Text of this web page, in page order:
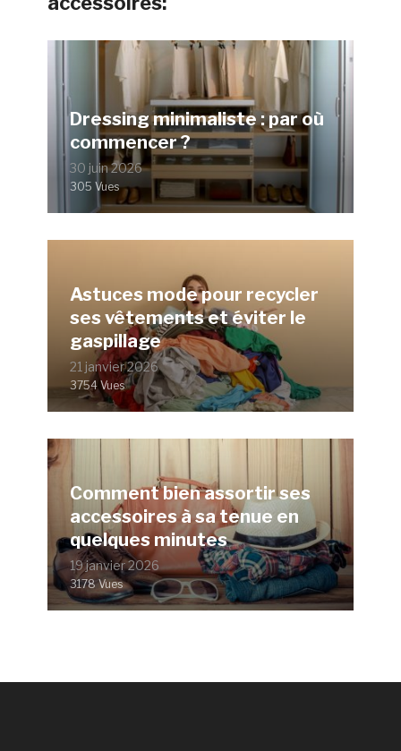
Dressing minimaliste : par où
commencer ?
30 juin 2026
305 Vues
Astuces mode pour recycler
ses vêtements et éviter le
gaspillage
21 janvier 2026
3754 Vues
Comment bien assortir ses
accessoires à sa tenue en
quelques minutes
19 janvier 2026
3178 Vues